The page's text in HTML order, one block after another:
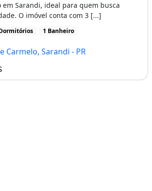
em Sarandi, ideal para quem busca
O imóvel conta com 3 [...]
1 Banheiro
Carmelo, Sarandi - PR